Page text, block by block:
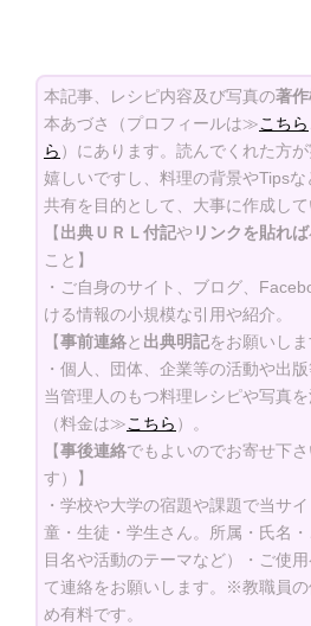
本記事、レシピ内容及び写真の著
本あづさ（プロフィールは≫こちら
ら ）にあります。読んでくれた方
嬉しいですし、料理の背景やTips
共有を目的として、大事に作成して
【出典ＵＲＬ付記やリンクを貼れば
こと】
・ご自身のサイト、ブログ、
ける情報の小規模な引用や紹介。
【事前連絡と 出典明記をお願いしま
・個人、団体、企業等の活動や出
当管理人のもつ料理レシピや写真
（料金は≫こちら ）。
【事後連絡でもよいのでお寄せ下
す）】
・学校や大学の宿題や課題で当サ
童・生徒・学生さん。所属・氏名
目名や活動のテーマなど）・ご使
て連絡をお願いします。※教職員
め有料です。